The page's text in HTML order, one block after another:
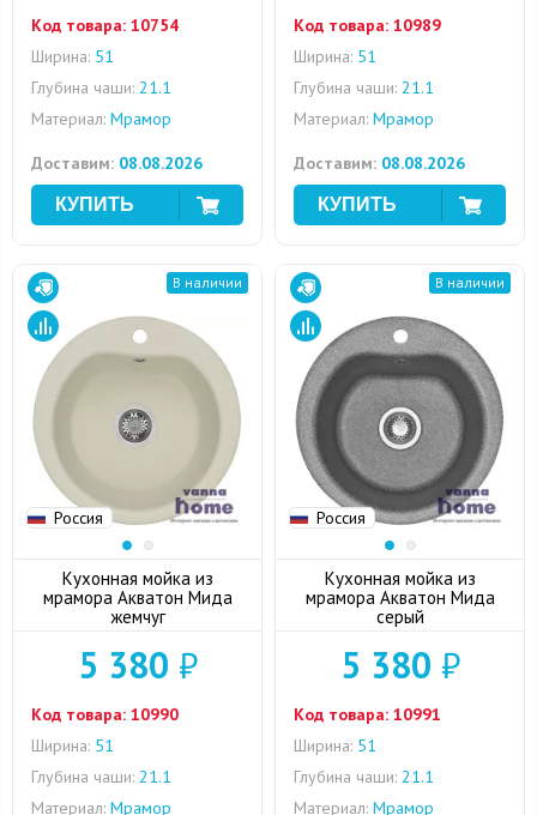
Код товара: 10754
Ширина: 51
Глубина чаши: 21.1
Материал: Мрамор
Доставим: 08.08.2026
Код товара: 10989
Ширина: 51
Глубина чаши: 21.1
Материал: Мрамор
Доставим: 08.08.2026
Россия
В наличии
Кухонная мойка из
мрамора Акватон Мида
жемчуг
5 380 ₽
Код товара: 10990
Ширина: 51
Глубина чаши: 21.1
Материал: Мрамор
Россия
В наличии
Кухонная мойка из
мрамора Акватон Мида
серый
5 380 ₽
Код товара: 10991
Ширина: 51
Глубина чаши: 21.1
Материал: Мрамор